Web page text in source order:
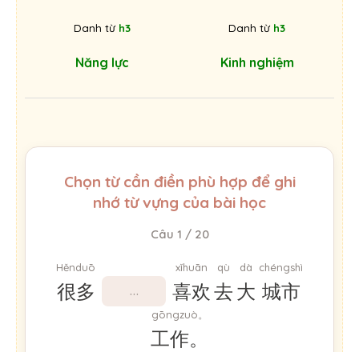
Danh từ h3
Năng lực
Danh từ h3
Kinh nghiệm
Chọn từ cần điền phù hợp để ghi
nhớ từ vựng của bài học
Câu 1 / 20
Hěnduō
很多
xǐhuān
喜欢
qù
去
dà
大
chéngshì
城市
gōngzuò。
工作。